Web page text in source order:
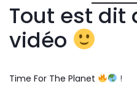
Tout est dit
vidéo
Time For The Planet !